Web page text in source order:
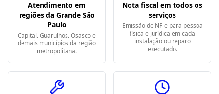
Atendimento em
regiões da Grande São
Paulo
Capital, Guarulhos, Osasco e
demais municípios da região
metropolitana.
Nota fiscal em todos os
serviços
Emissão de NF-e para pessoa
física e jurídica em cada
instalação ou reparo
executado.